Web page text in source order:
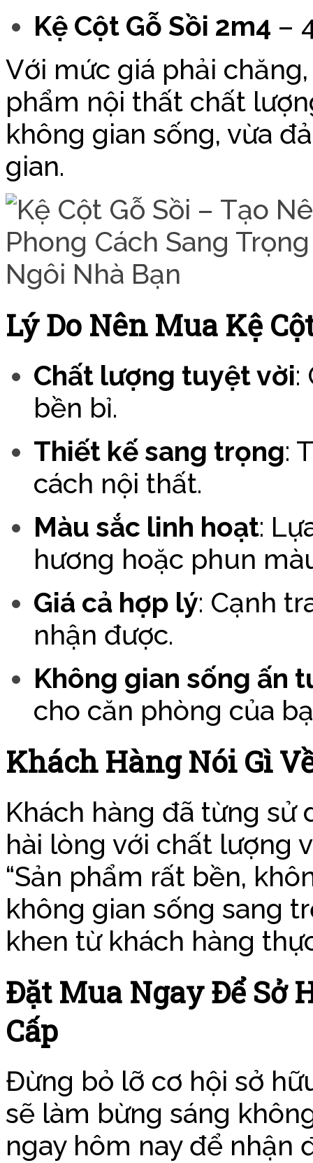
Kệ Cột Gỗ Sồi 2m4 –
Với mức giá phải
phẩm nội thất chất
không gian sống, vừa
gian.
Lý Do Nên Mua Kệ
Chất lượng tuyệt vời:
bền bỉ.
Thiết kế sang trọng:
cách nội thất.
Màu sắc linh hoạt:
hương hoặc phun
Giá cả hợp lý: Cạnh
nhận được.
Không gian sống ấn
cho căn phòng của
Khách Hàng Nói Gì
Khách hàng đã từng sử
hài lòng với chất lượng
“Sản phẩm rất bền,
không gian sống sang
khen từ khách hàng
Đặt Mua Ngay Để Sở
Cấp
Đừng bỏ lỡ cơ hội sở
sẽ làm bừng sáng
ngay hôm nay để nhận